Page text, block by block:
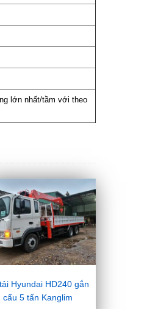
lớn nhất/tầm với theo
Hyundai HD240 gắn
cẩu 5 tấn Kanglim